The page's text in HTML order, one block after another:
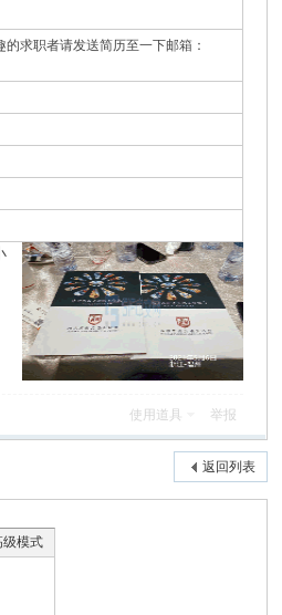
求职者请发送简历至一下邮箱：
使用道具 举报
返回列表
级模式